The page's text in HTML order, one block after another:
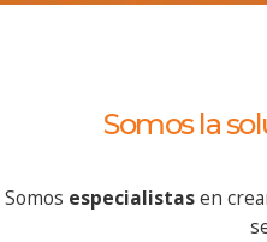
Somos la
Somos especialistasen